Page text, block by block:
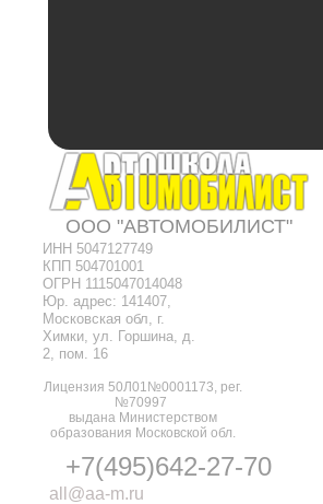
ООО "АВТОМОБИЛИСТ"
ИНН 5047127749
КПП 504701001
ОГРН 1115047014048
Юр. адрес: 141407,
Московская обл, г.
Химки, ул. Горшина, д.
2, пом. 16
Лицензия 50Л01№0001173, рег.
№70997
выдана Министерством
образования Московской обл.
+7(495)642-27-70
all@aa-m.ru